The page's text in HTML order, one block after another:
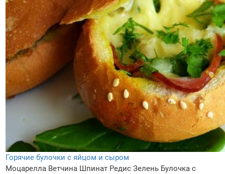
Горячие булочки с яйцом и сыром
Моцарелла Ветчина Шпинат Редис Зелень Булочка с